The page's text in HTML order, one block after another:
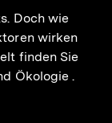
Doch wie
wirken
finden Sie
Ökologie .